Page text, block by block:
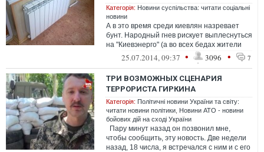
Категорія: Новини суспільства: читати соціальні
новини
А в это время среди киевлян назревает
бунт. Народный гнев рискует выплеснуться
на "Киевэнерго" (а во всех бедах жители
винят именно эту корпорацию) в ...
25.07.2014, 09:37 • 3096 • 7
ТРИ ВОЗМОЖНЫХ СЦЕНАРИЯ
ТЕРРОРИСТА ГИРКИНА
Категорія: Політичні новини України та світу:
читати новини політики Новини АТО - новини
бойових дій на сході України
Пару минут назад он позвонил мне,
чтобы сообщить, эту новость. Две недели
назад, 18 числа, я встречался с ним и с его